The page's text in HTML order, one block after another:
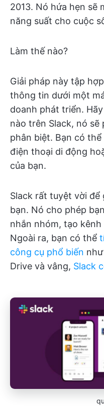
2013. Nó hứa hẹn sẽ
năng suất cho cuộc
Làm thế nào?
Giải pháp này tập
thông tin dưới một
doanh phát triển.
nào trên Slack, nó sẽ
phân biệt. Bạn có
điện thoại di động
của bạn.
Slack rất tuyệt vời để
bạn. Nó cho phép
nhắn nhóm, tạo kênh
Ngoài ra, bạn có thể
công cụ phổ biến
Drive và vâng, Slack